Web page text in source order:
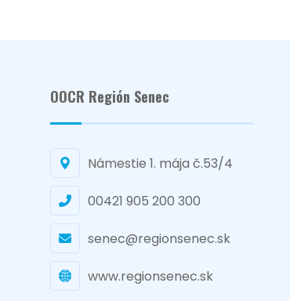
OOCR Región Senec
Námestie 1. mája č.53/4
00421 905 200 300
senec@regionsenec.sk
www.regionsenec.sk